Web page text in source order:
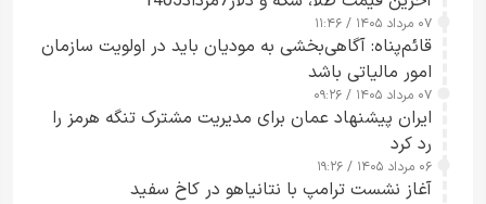
۰۷ مرداد ۱۴۰۵ / ۱۱:۴۶
قائم‌پناه: آگاهی‌بخشی به مودیان باید در اولویت سازمان
امور مالیاتی باشد
۰۷ مرداد ۱۴۰۵ / ۰۹:۲۶
ایران پیشنهاد عمان برای مدیریت مشترک تنگه هرمز را
رد کرد
۰۶ مرداد ۱۴۰۵ / ۱۹:۲۶
آغاز نشست ترامپ با نتانیاهو در کاخ سفید